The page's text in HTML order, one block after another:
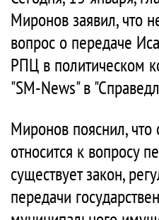
Миронов заявил, что
вопрос о передаче
РПЦ в политическом
"SM-News" в
Миронов пояснил,
относится к вопросу
существует закон,
передачи